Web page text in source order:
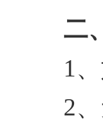
二
1
2